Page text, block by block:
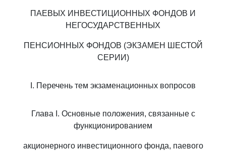
ПАЕВЫХ ИНВЕСТИЦИОННЫХ ФОНДОВ И
НЕГОСУДАРСТВЕННЫХ
ПЕНСИОННЫХ ФОНДОВ (ЭКЗАМЕН ШЕСТОЙ
СЕРИИ)
I. Перечень тем экзаменационных вопросов
Глава I. Основные положения, связанные с
функционированием
акционерного инвестиционного фонда, паевого